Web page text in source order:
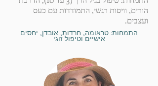
הורים, וויסות רגשי, התמודדות עם כעס
ועצבים.
התמחות: טראומה, חרדות, אובדן, יחסים
אישיים וטיפול זוגי